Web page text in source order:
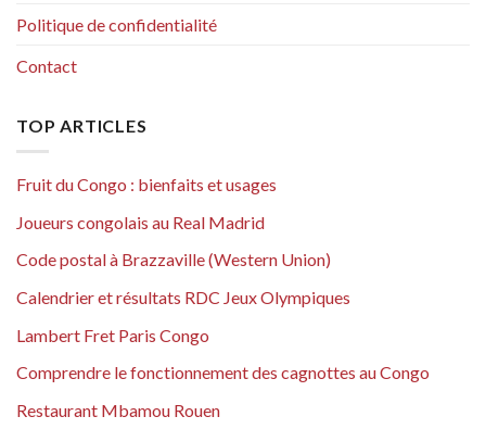
Politique de confidentialité
Contact
TOP ARTICLES
Fruit du Congo : bienfaits et usages
Joueurs congolais au Real Madrid
Code postal à Brazzaville (Western Union)
Calendrier et résultats RDC Jeux Olympiques
Lambert Fret Paris Congo
Comprendre le fonctionnement des cagnottes au Congo
Restaurant Mbamou Rouen